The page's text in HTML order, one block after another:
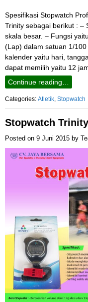
Spesifikasi Stopwatch
Trinity sebagai berikut : –
skala besar. – Fungsi
(Lap) dalam satuan 1/
kalender yaitu hari,
dapat memilih yaitu 12
Continue reading…
Categories: Atletik Stopwatch
Stopwatch
Posted on 9 Juni 2015 by